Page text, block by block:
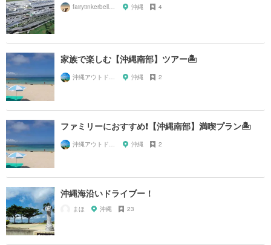
沖縄 4
家族で楽しむ【沖縄南部】ツアー🏝
沖縄 2
ファミリーにおすすめ❗️【沖縄南部】満喫プラン🏝
沖縄 2
沖縄海沿いドライブー！
まほ 沖縄 23